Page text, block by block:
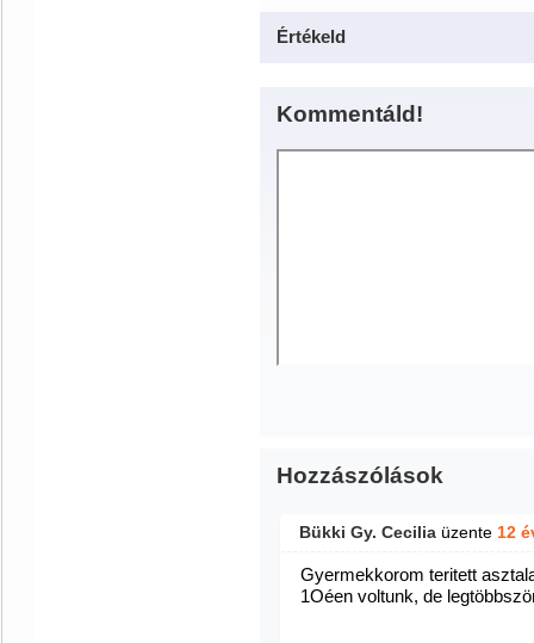
Értékeld
Kommentáld!
Hozzászólások
Bükki Gy. Cecilia üzente 12
Gyermekkorom teritett
1Oéen voltunk, de